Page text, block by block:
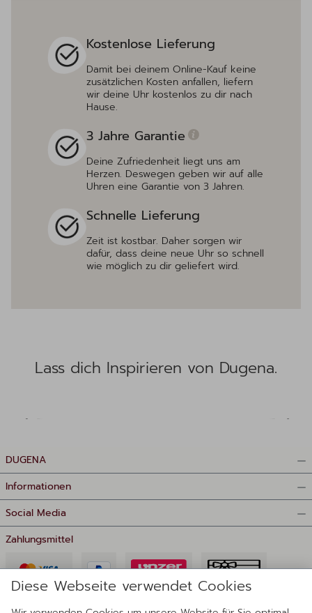
Kostenlose Lieferung
Damit bei deinem Online-Kauf keine
zusätzlichen Kosten anfallen, liefern
wir deine Uhr kostenlos zu dir nach
Hause.
3 Jahre Garantie
Deine Zufriedenheit liegt uns am
Herzen. Deswegen geben wir auf alle
Uhren eine Garantie von 3 Jahren.
Schnelle Lieferung
Zeit ist kostbar. Daher sorgen wir
dafür, dass deine neue Uhr so schnell
wie möglich zu dir geliefert wird.
Lass dich Inspirieren von Dugena.
DUGENA
Informationen
Social Media
Zahlungsmittel
Diese Webseite verwendet Cookies